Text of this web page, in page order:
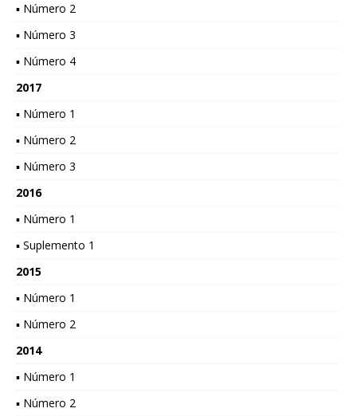
▪ Número 2
▪ Número 3
▪ Número 4
2017
▪ Número 1
▪ Número 2
▪ Número 3
2016
▪ Número 1
▪ Suplemento 1
2015
▪ Número 1
▪ Número 2
2014
▪ Número 1
▪ Número 2